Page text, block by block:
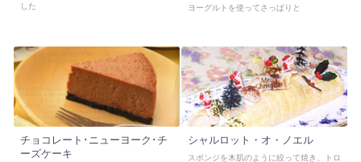
した
ヨーグルトを使ってさっぱりと
チョコレート･ニューヨーク･チ
ーズケーキ
シャルロット・オ・ノエル
スポンジを木肌のように絞って焼き、トロ